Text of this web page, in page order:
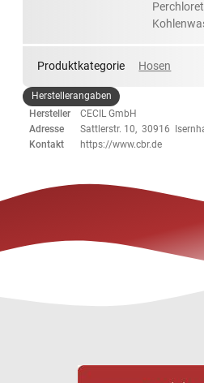
Produktkategorie Hosen
Herstellerangaben
Hersteller
CECIL GmbH
Adresse
Sattlerstr. 10, 30916
Kontakt
https://www.cbr.de